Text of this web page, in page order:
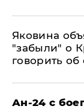
Яковина
"забыли" о
говорить об
Ан-24 с